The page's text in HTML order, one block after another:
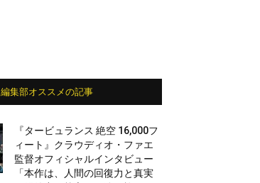
編集部オススメの記事
『タービュランス 絶空 16,000フ
ィート』クラウディオ・ファエ
監督オフィシャルインタビュー
「本作は、人間の回復力と真実